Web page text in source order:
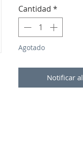
Cantidad *
Agotado
Notificar